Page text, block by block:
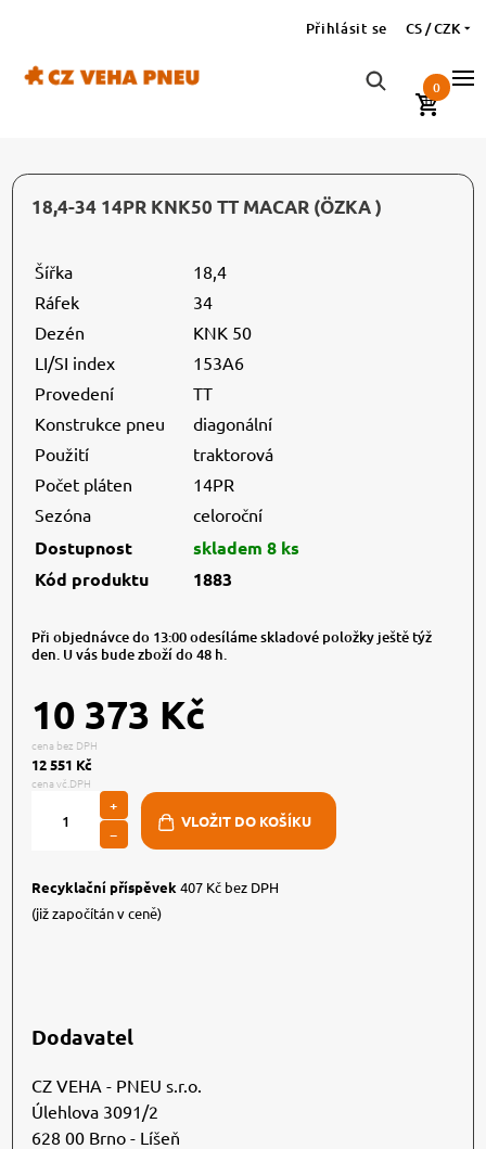
Přihlásit se CS / CZK
0
18,4-34 14PR KNK50 TT MACAR (ÖZKA )
Šířka
18,4
Ráfek
34
Dezén
KNK 50
LI/SI index
153A6
Provedení
TT
Konstrukce pneu
diagonální
Použití
traktorová
Počet pláten
14PR
Sezóna
celoroční
Dostupnost
skladem 8 ks
Kód produktu
1883
Při objednávce do 13:00 odesíláme skladové položky ještě týž
den. U vás bude zboží do 48 h.
10 373 Kč
cena bez DPH
12 551 Kč
cena vč.DPH
+
−
Recyklační příspěvek 407 Kč bez DPH
(již započítán v ceně)
Dodavatel
CZ VEHA - PNEU s.r.o.
Úlehlova 3091/2
628 00 Brno - Líšeň